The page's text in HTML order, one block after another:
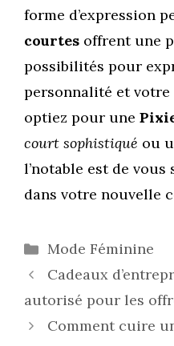
forme d’expression
courtes offrent une
possibilités pour
personnalité et
optiez pour une
court sophistiqué ou
l’notable est de
dans votre nouvelle
Catégories
Mode Féminine
Cadeaux
autorisé pour les
Comment cuire